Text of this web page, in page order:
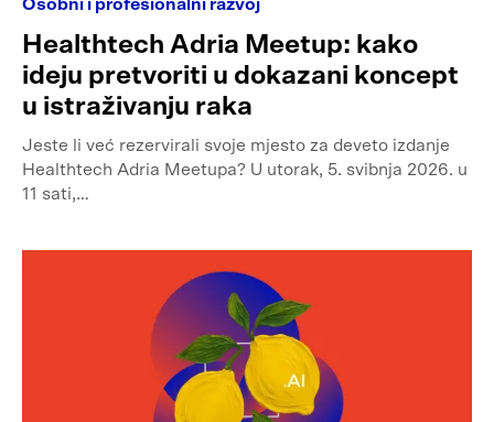
Osobni i profesionalni razvoj
Healthtech Adria Meetup: kako
ideju pretvoriti u dokazani koncept
u istraživanju raka
Jeste li već rezervirali svoje mjesto za deveto izdanje
Healthtech Adria Meetupa? U utorak, 5. svibnja 2026. u
11 sati,…